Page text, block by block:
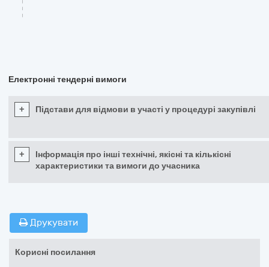
Електронні тендерні вимоги
+ Підстави для відмови в участі у процедурі закупівлі
+
Інформація про інші технічні, якісні та кількісні
характеристики та вимоги до учасника
Друкувати
Корисні посилання